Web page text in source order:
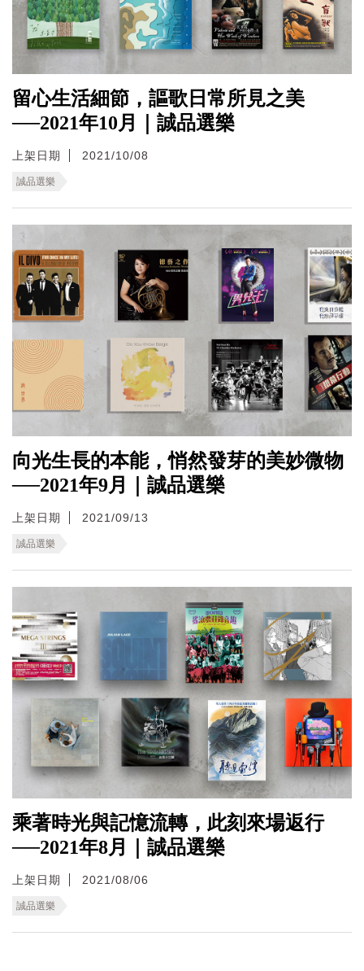
留心生活細節，謳歌日常所見之美
──2021年10月｜誠品選樂
上架日期 2021/10/08
誠品選樂
向光生長的本能，悄然發芽的美妙微物
──2021年9月｜誠品選樂
上架日期 2021/09/13
誠品選樂
乘著時光與記憶流轉，此刻來場返行
──2021年8月｜誠品選樂
上架日期 2021/08/06
誠品選樂